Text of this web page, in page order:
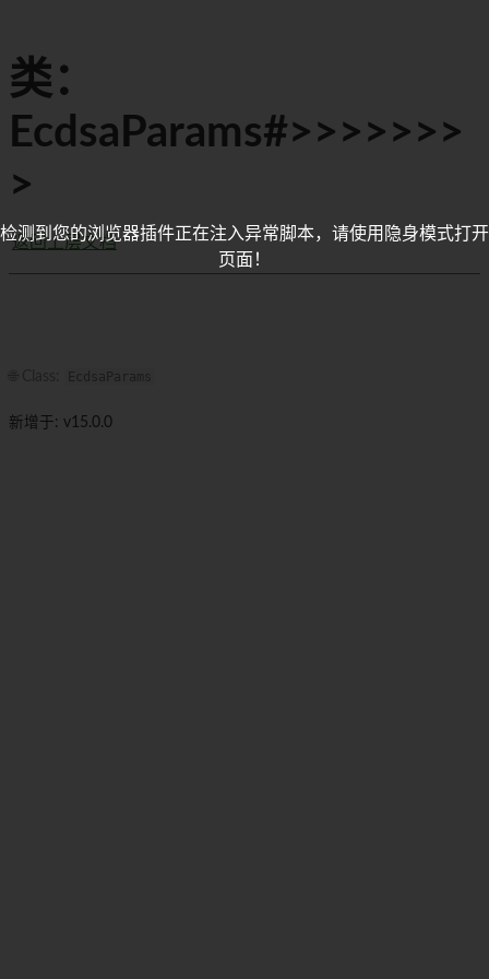
类：
EcdsaParams#>>>>>>>
>
返回上层文档
新增于: v15.0.0
检测到您的浏览器插件正在注入异常脚本，请使用隐身模式打开
页面！